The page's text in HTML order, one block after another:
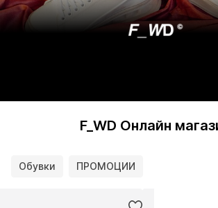
F_WD Онлайн
Обувки ПРОМОЦИИ